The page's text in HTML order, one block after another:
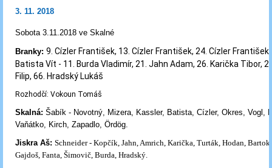
3. 11. 2018
Sobota 3.11.2018 ve Skalné
Branky: 9. Cízler František, 13. Cízler František, 24. Cízler František
Batista Vít - 11. Burda Vladimír, 21. Jahn Adam, 26. Karička Tibor,
Filip, 66. Hradský Lukáš
Rozhodčí: Vokoun Tomáš
Skalná: Šabík - Novotný, Mizera, Kassler, Batista, Cízler, Okres, Vogl,
Vaňátko, Kirch, Zapadlo, Ördög.
Jiskra Aš: Schneider - Kopčík, Jahn, Amrich, Karička, Turták, Hodan,
Gajdoš, Fanta, Šimovič, Burda, Hradský.